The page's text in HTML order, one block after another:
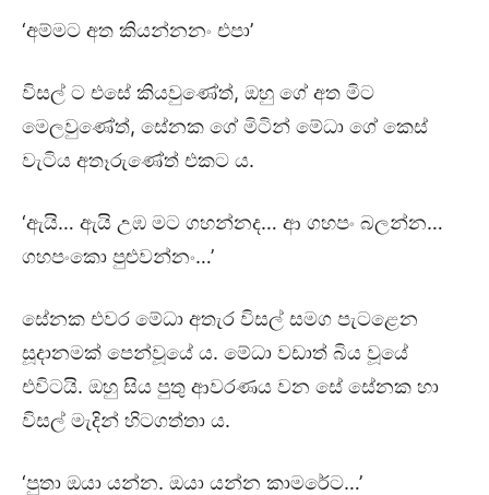
‘අම්මට අත කියන්නනං එපා’
විසල් ට එසේ කියවුණේත්, ඔහු ගේ අත මිට
මෙලවුණේත්, සේනක ගේ මිටින් මේධා ගේ කෙස්
වැටිය අතෑරුණේත් එකට ය.
‘ඇයි… ඇයි උඹ මට ගහන්නද… ආ ගහපං බලන්න…
ගහපංකො පුළුවන්නං…’
සේනක එවර මේධා අතැර විසල් සමග පැටළෙන
සූදානමක් පෙන්වූයේ ය. මේධා වඩාත් බිය වූයේ
එවිටයි. ඔහු සිය පුතු ආවරණය වන සේ සේනක හා
විසල් මැදින් හිටගත්තා ය.
‘පුතා ඔයා යන්න. ඔයා යන්න කාමරේට…’